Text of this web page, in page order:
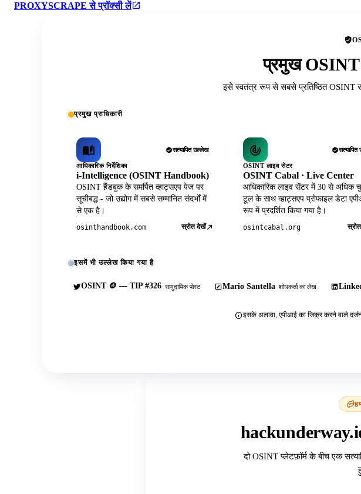
PROXYSCRAPE से प्रॉक्सी लें
प्रमुख OSINT
इसे स्वतंत्र रूप से सबसे प्रतिष्ठित OSINT
प्रमुख प्राधिकारी
सत्यापित उल्लेख
आधिकारिक निर्देशिका
i-Intelligence (OSINT Handbook)
OSINT हैंडबुक के समर्पित व्हाट्सएप पेज पर
सूचीबद्ध - जो उद्योग में सबसे सम्मानित संदर्भों में
से एक है।
osinthandbook.com स्रोत देखें
OSINT लाइव सेंटर
OSINT Cabal · Live Center
आधिकारिक लाइव सेंटर में 30 से अधिक
टूल के साथ व्हाट्सएप प्रोफाइल डेटा
रूप में प्रदर्शित किया गया है।
osintcabal.org
इसमें भी उल्लेख किया गया है
OSINT 🪙 — TIP #326 सामुदायिक पोस्ट Mario Santella शोधकर्ता का लेख
इसके अलावा, एपीआई का जिक्र करने वाले
दो OSINT प्लेटफ़ॉर्म के बीच एक